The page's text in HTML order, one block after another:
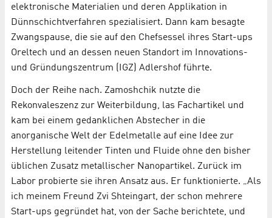
elektronische Materialien und deren Applikation in
Dünnschichtverfahren spezialisiert. Dann kam besagte
Zwangspause, die sie auf den Chefsessel ihres Start-ups
Oreltech und an dessen neuen Standort im Innovations-
und Gründungszentrum (IGZ) Adlershof führte.
Doch der Reihe nach. Zamoshchik nutzte die
Rekonvaleszenz zur Weiterbildung, las Fachartikel und
kam bei einem gedanklichen Abstecher in die
anorganische Welt der Edelmetalle auf eine Idee zur
Herstellung leitender Tinten und Fluide ohne den bisher
üblichen Zusatz metallischer Nanopartikel. Zurück im
Labor probierte sie ihren Ansatz aus. Er funktionierte. „Als
ich meinem Freund Zvi Shteingart, der schon mehrere
Start-ups gegründet hat, von der Sache berichtete, und